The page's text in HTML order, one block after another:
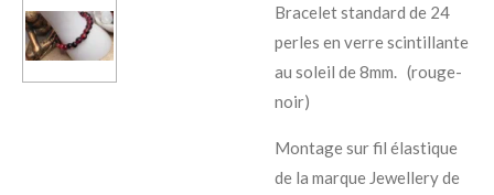
Bracelet standard de 24
perles en verre scintillante
au soleil de 8mm. (rouge-
noir)
Montage sur fil élastique
de la marque Jewellery de